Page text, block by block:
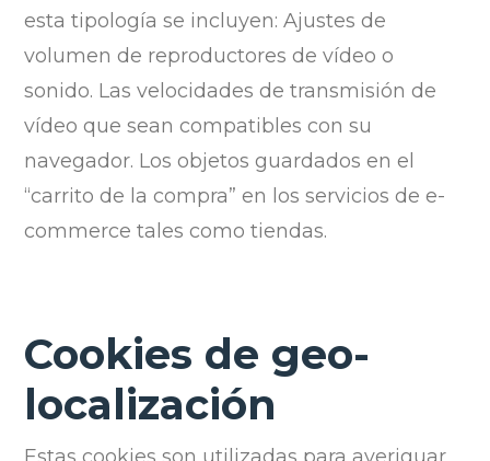
esta tipología se incluyen: Ajustes de
volumen de reproductores de vídeo o
sonido. Las velocidades de transmisión de
vídeo que sean compatibles con su
navegador. Los objetos guardados en el
“carrito de la compra” en los servicios de e-
commerce tales como tiendas.
Cookies de geo-
localización
Estas cookies son utilizadas para averiguar